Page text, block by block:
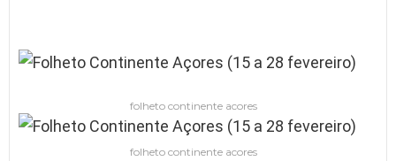
folheto continente acores
folheto continente acores